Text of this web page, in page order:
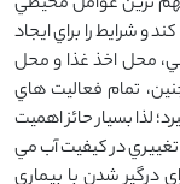
و شرايط را براي ايجاد
محل اخذ غذا و محل
تمام فعاليت هاي
لذا بسيار حائز اهميت
تغييري در كيفيت آب مي